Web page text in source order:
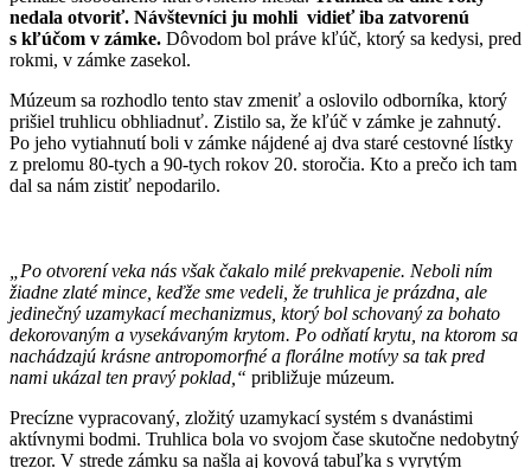
nedala otvoriť. Návštevníci ju mohli vidieť iba zatvorenú
s kľúčom v zámke. Dôvodom bol práve kľúč, ktorý sa kedysi, pred
rokmi, v zámke zasekol.
Múzeum sa rozhodlo tento stav zmeniť a oslovilo odborníka, ktorý
prišiel truhlicu obhliadnuť. Zistilo sa, že kľúč v zámke je zahnutý.
Po jeho vytiahnutí boli v zámke nájdené aj dva staré cestovné lístky
z prelomu 80-tych a 90-tych rokov 20. storočia. Kto a prečo ich tam
dal sa nám zistiť nepodarilo.
„Po otvorení veka nás však čakalo milé prekvapenie. Neboli ním
žiadne zlaté mince, keďže sme vedeli, že truhlica je prázdna, ale
jedinečný uzamykací mechanizmus, ktorý bol schovaný za bohato
dekorovaným a vysekávaným krytom. Po odňatí krytu, na ktorom sa
nachádzajú krásne antropomorfné a florálne motívy sa tak pred
nami ukázal ten pravý poklad,“ približuje múzeum.
Precízne vypracovaný, zložitý uzamykací systém s dvanástimi
aktívnymi bodmi. Truhlica bola vo svojom čase skutočne nedobytný
trezor. V strede zámku sa našla aj kovová tabuľka s vyrytým